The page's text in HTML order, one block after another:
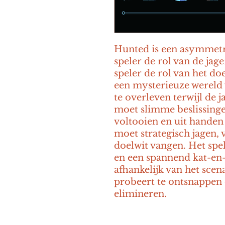
Hunted is een
speler de rol van de
speler de rol van het
een mysterieuze
te overleven terwijl de
moet slimme
voltooien en uit
moet strategisch jagen,
doelwit vangen. Het
en een spannend kat-
afhankelijk van het
probeert te
elimineren.